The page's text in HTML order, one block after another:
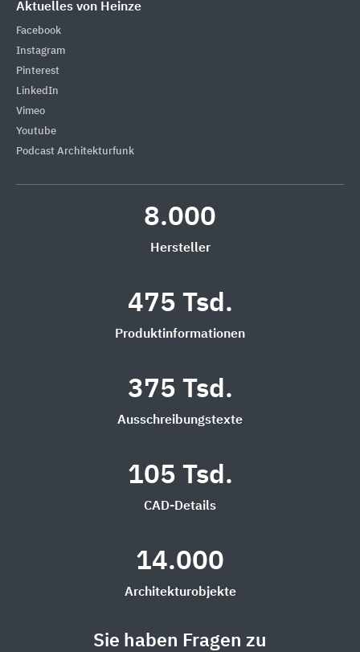
Aktuelles von Heinze
Facebook
Instagram
Pinterest
LinkedIn
Vimeo
Youtube
Podcast Architekturfunk
8.000
Hersteller
475 Tsd.
Produktinformationen
375 Tsd.
Ausschreibungstexte
105 Tsd.
CAD-Details
14.000
Architekturobjekte
Sie haben Fragen zu